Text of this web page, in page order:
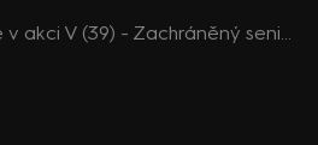
Policie v akci V (39) - Zachráněný senior